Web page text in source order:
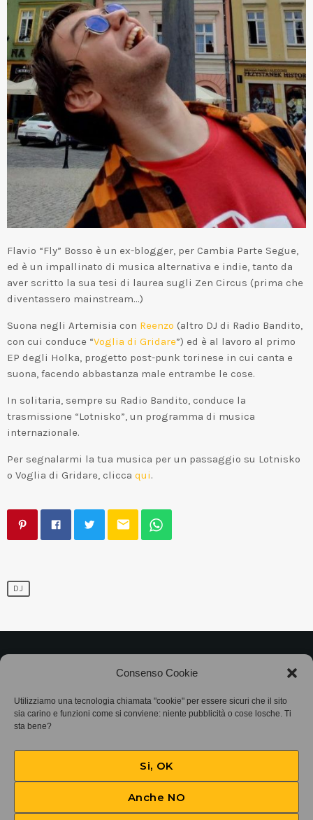
Consenso Cookie
Utilizziamo una tecnologia chiamata "cookie" per essere sicuri che il sito
sia carino e funzioni come si conviene: niente pubblicità o cose losche. Ti
sta bene?
Si, OK
Anche NO
Flavio “Fly” Bosso è un ex-blogger, per Cambia Parte Segue,
ed è un impallinato di musica alternativa e indie, tanto da
aver scritto la sua tesi di laurea sugli Zen Circus (prima che
diventassero mainstream…)
Suona negli Artemisia con Reenzo (altro DJ di Radio Bandito,
con cui conduce “Voglia di Gridare”) ed è al lavoro al primo
EP degli Holka, progetto post-punk torinese in cui canta e
suona, facendo abbastanza male entrambe le cose.
In solitaria, sempre su Radio Bandito, conduce la
trasmissione “Lotnisko”, un programma di musica
internazionale.
Per segnalarmi la tua musica per un passaggio su Lotnisko
o Voglia di Gridare, clicca qui.
email
DJ
Associazione Bandito • CF 97882400019 •
Privacy Policy•Cookie Policy (UE) • Protocollo
SIAE 7425